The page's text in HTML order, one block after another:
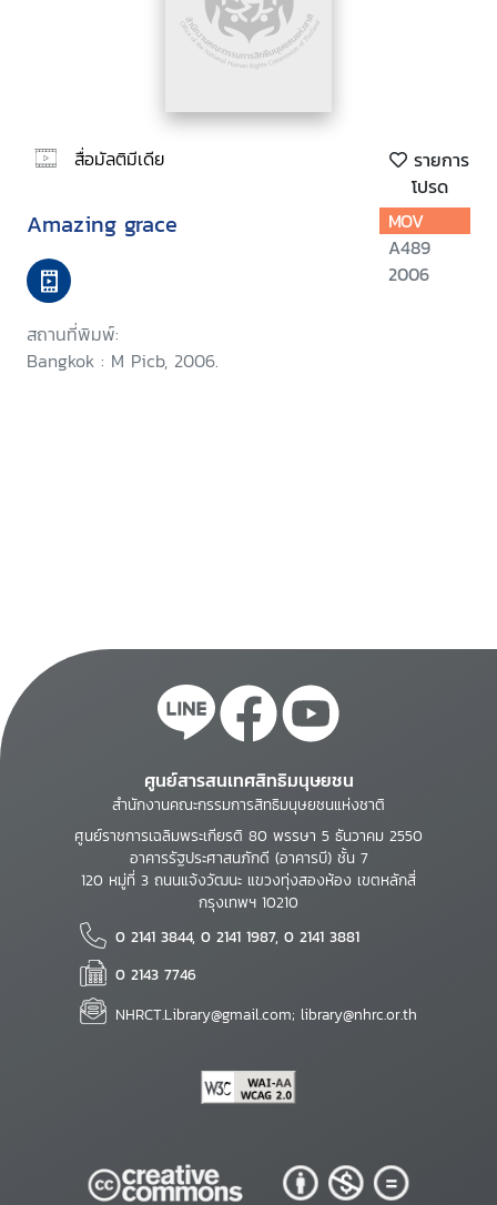
สื่อมัลติมีเดีย
รายการ
โปรด
Amazing grace
สถานที่พิมพ์:
Bangkok : M Picb, 2006.
MOV
A489
2006
ศูนย์สารสนเทศสิทธิมนุษยชน
สำนักงานคณะกรรมการสิทธิมนุษยชนแห่งชาติ
ศูนย์ราชการเฉลิมพระเกียรติ 80 พรรษา 5 ธันวาคม 2550
อาคารรัฐประศาสนภักดี (อาคารบี) ชั้น 7
120 หมู่ที่ 3 ถนนแจ้งวัฒนะ แขวงทุ่งสองห้อง เขตหลักสี่
กรุงเทพฯ 10210
0 2141 3844, 0 2141 1987, 0 2141 3881
0 2143 7746
NHRCT.Library@gmail.com; library@nhrc.or.th